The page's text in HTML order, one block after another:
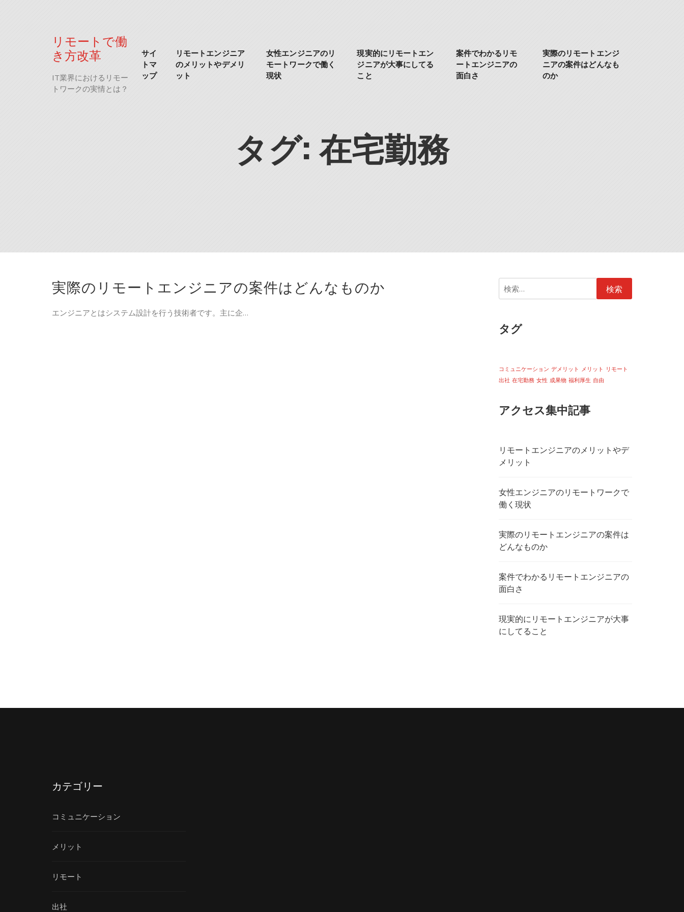
リモートで働
き方改革
IT業界におけるリモー
トワークの実情とは？
サイ
トマ
ップ
リモートエンジニア
のメリットやデメリ
ット
女性エンジニアのリ
モートワークで働く
現状
現実的にリモートエン
ジニアが大事にしてる
こと
案件でわかるリモ
ートエンジニアの
面白さ
実際のリモートエンジ
ニアの案件はどんなも
のか
タグ:在宅勤務
実際のリモートエンジニアの案件はどんなものか
エンジニアとはシステム設計を行う技術者です。主に企…
検
索:
タグ
コミュニケーション デメリット メリット リモート
出社 在宅勤務 女性 成果物 福利厚生 自由
アクセス集中記事
リモートエンジニアのメリットやデ
メリット
女性エンジニアのリモートワークで
働く現状
実際のリモートエンジニアの案件は
どんなものか
案件でわかるリモートエンジニアの
面白さ
現実的にリモートエンジニアが大事
にしてること
カテゴリー
コミュニケーション
メリット
リモート
出社